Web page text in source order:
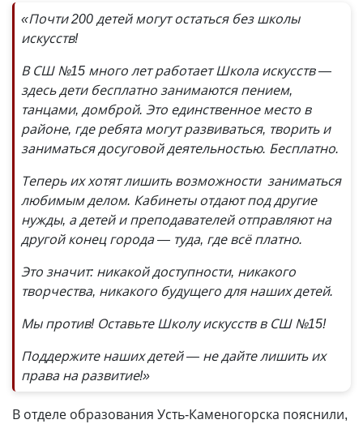
«Почти 200 детей могут остаться без школы
искусств!
В СШ №15 много лет работает Школа искусств —
здесь дети бесплатно занимаются пением,
танцами, домброй. Это единственное место в
районе, где ребята могут развиваться, творить и
заниматься досуговой деятельностью. Бесплатно.
Теперь их хотят лишить возможности заниматься
любимым делом. Кабинеты отдают под другие
нужды, а детей и преподавателей отправляют на
другой конец города — туда, где всё платно.
Это значит: никакой доступности, никакого
творчества, никакого будущего для наших детей.
Мы против! Оставьте Школу искусств в СШ №15!
Поддержите наших детей — не дайте лишить их
права на развитие!»
В отделе образования Усть-Каменогорска пояснили,